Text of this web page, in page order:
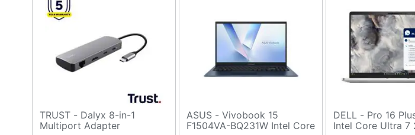
Motori
TRUST - Dalyx 8-in-1
Multiport Adapter
ASUS - Vivobook 15
F1504VA-BQ231W Intel Core
DELL - Pro 16 Plus PB16250
Intel Core Ultra 7